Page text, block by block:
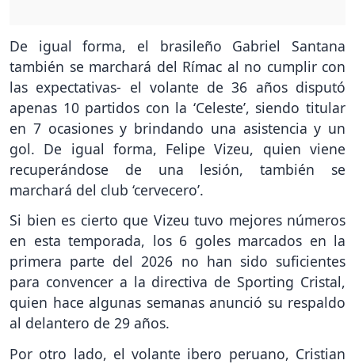
De igual forma, el brasileño Gabriel Santana
también se marchará del Rímac al no cumplir con
las expectativas- el volante de 36 años disputó
apenas 10 partidos con la ‘Celeste’, siendo titular
en 7 ocasiones y brindando una asistencia y un
gol. De igual forma, Felipe Vizeu, quien viene
recuperándose de una lesión, también se
marchará del club ‘cervecero’.
Si bien es cierto que Vizeu tuvo mejores números
en esta temporada, los 6 goles marcados en la
primera parte del 2026 no han sido suficientes
para convencer a la directiva de Sporting Cristal,
quien hace algunas semanas anunció su respaldo
al delantero de 29 años.
Por otro lado, el volante ibero peruano, Cristian